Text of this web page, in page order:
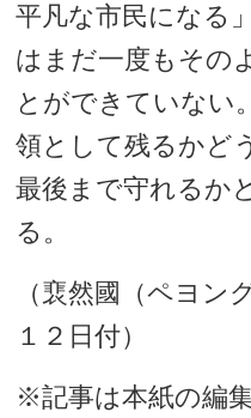
平凡な市民になる
はまだ一度もその
とができていない
領として残るかど
最後まで守れるか
る。
（裵然國（ペヨン
１２日付）
※記事は本紙の編